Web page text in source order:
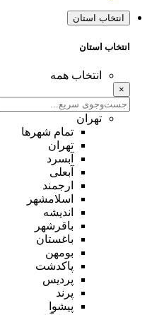
انتخاب استان
انتخاب استان
انتخاب همه
×
تهران
تمام شهر‌ها
تهران
آبسرد
آبعلی
ارجمند
اسلامشهر
اندیشه
باقرشهر
باغستان
بومهن
پاکدشت
پردیس
پرند
پیشوا